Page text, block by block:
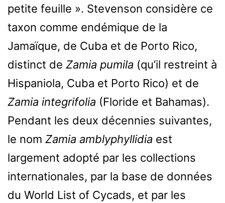
petite feuille ». Stevenson considère ce
taxon comme endémique de la
Jamaïque, de Cuba et de Porto Rico,
distinct de Zamia pumila (qu’il restreint à
Hispaniola, Cuba et Porto Rico) et de
Zamia integrifolia (Floride et Bahamas).
Pendant les deux décennies suivantes,
le nom Zamia amblyphyllidia est
largement adopté par les collections
internationales, par la base de données
du World List of Cycads, et par les